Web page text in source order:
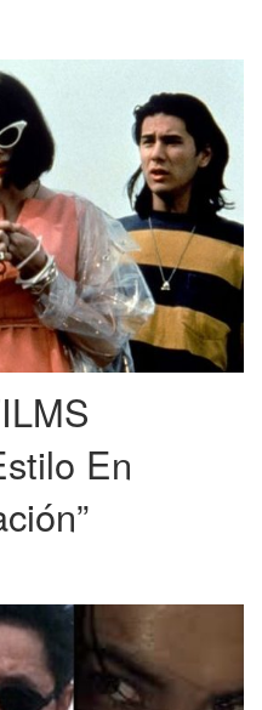
del director Gregg Araki, en la
En